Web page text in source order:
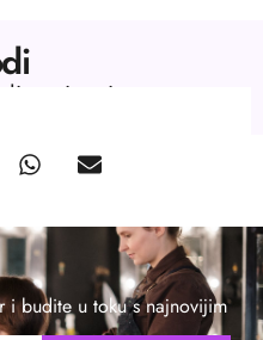
zanimati.
i budite u toku s najnovijim